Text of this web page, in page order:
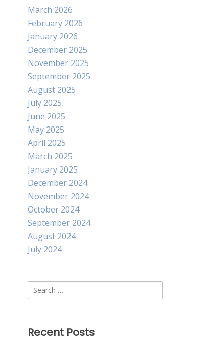
March 2026
February 2026
January 2026
December 2025
November 2025
September 2025
August 2025
July 2025
June 2025
May 2025
April 2025
March 2025
January 2025
December 2024
November 2024
October 2024
September 2024
August 2024
July 2024
Search
for:
Recent Posts